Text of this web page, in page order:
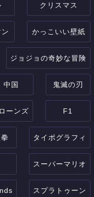
クリスマス
かっこいい壁紙
ジョジョの奇妙な冒険
中国 鬼滅の刃
ーンズ F1
タイポグラフィ
スーパーマリオ
スプラトゥーン